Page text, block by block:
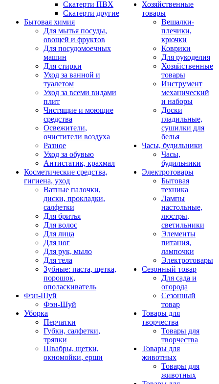
Скатерти ПВХ
Скатерти другие
Бытовая химия
Для мытья посуды,
овощей и фруктов
Для посудомоечных
машин
Для стирки
Уход за ванной и
туалетом
Уход за всеми видами
плит
Чистящие и моющие
средства
Освежители,
очистители воздуха
Разное
Уход за обувью
Антистатик, крахмал
Косметические средства,
гигиена, уход
Ватные палочки,
диски, прокладки,
салфетки
Для бритья
Для волос
Для лица
Для ног
Для рук, мыло
Для тела
Зубные: паста, щетка,
порошок,
ополаскиватель
Фэн-Шуй
Фэн-Шуй
Уборка
Перчатки
Губки, салфетки,
тряпки
Швабры, щетки,
окномойки, ерши
Хозяйственные
товары
Вешалки-
плечики,
крючки
Коврики
Для рукоделия
Хозяйственные
товары
Инструмент
механический
и наборы
Доски
гладильные,
сушилки для
белья
Часы, будильники
Часы,
будильники
Электротовары
Бытовая
техника
Лампы
настольные,
люстры,
светильники
Элементы
питания,
лампочки
Электротовары
Сезонный товар
Для сада и
огорода
Сезонный
товар
Товары для
творчества
Товары для
творчества
Товары для
животных
Товары для
животных